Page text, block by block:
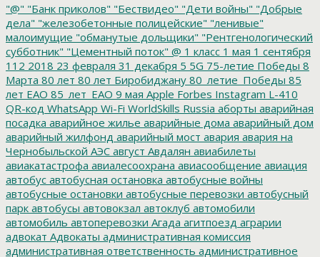
"@" "Банк приколов" "Бествидео" "Дети войны" "Добрые
дела" "железобетонные полицейские" "ленивые"
малоимущие "обманутые дольщики" "Рентгенологический
субботник" "Цементный поток" @ 1 класс 1 мая 1 сентября
112 2018 23 февраля 31 декабря 5 5G 75-летие Победы 8
Марта 80 лет 80 лет Биробиджану 80_летие_Победы 85
лет ЕАО 85_лет_ЕАО 9 мая Apple Forbes Instagram L-410
QR-код WhatsApp Wi-Fi WorldSkills Russia аборты аварийная
посадка аварийное жилье аварийные дома аварийный дом
аварийный жилфонд аварийный мост авария авария на
Чернобыльской АЭС август Авдалян авиабилеты
авиакатастрофа авиалесоохрана авиасообщение авиация
автобус автобусная остановка автобусные войны
автобусные остановки автобусные перевозки автобусный
парк автобусы автовокзал автоклуб автомобили
автомобиль автоперевозки Агада агитпоезд аграрии
адвокат Адвокаты административная комиссия
административная ответственность административное